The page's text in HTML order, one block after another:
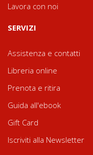
Lavora con noi
SERVIZI
Assistenza e contatti
Libreria online
Prenota e ritira
Guida all'ebook
Gift Card
Iscriviti alla Newsletter